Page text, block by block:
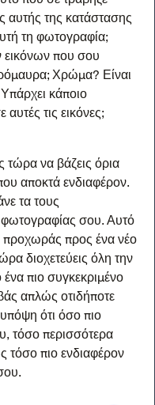
αυτής της κατάστασης
τη φωτογραφία;
εικόνων που σου
Χρώμα? Είναι
κάποιο
τις εικόνες;
τώρα να βάζεις όρια
αποκτά ενδιαφέρον.
τα τους
σου. Αυτό
προχωράς προς ένα νέο
διοχετεύεις όλη την
πιο συγκεκριμένο
απλώς οτιδήποτε
ότι όσο πιο
τόσο περισσότερα
τόσο πιο ενδιαφέρον